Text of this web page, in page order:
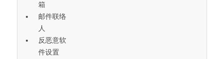
箱
邮件联络
人
反恶意软
件设置